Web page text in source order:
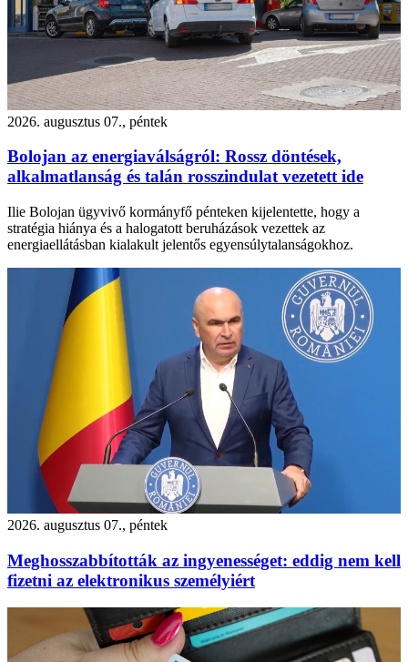
2026. augusztus 07., péntek
Bolojan az energiaválságról: Rossz döntések,
alkalmatlanság és talán rosszindulat vezetett ide
Ilie Bolojan ügyvivő kormányfő pénteken kijelentette, hogy a
stratégia hiánya és a halogatott beruházások vezettek az
energiaellátásban kialakult jelentős egyensúlytalanságokhoz.
2026. augusztus 07., péntek
Meghosszabbították az ingyenességet: eddig nem kell
fizetni az elektronikus személyiért